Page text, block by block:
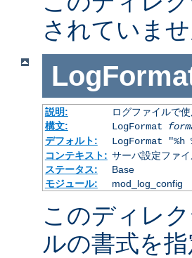
されていま
説明:
ログファイルで
構文:
LogFormat
デフォルト:
LogFormat
コンテキスト: サーバ設定ファ
ステータス:
Base
モジュール:
mod_log_config
このディレ
ルの書式を指